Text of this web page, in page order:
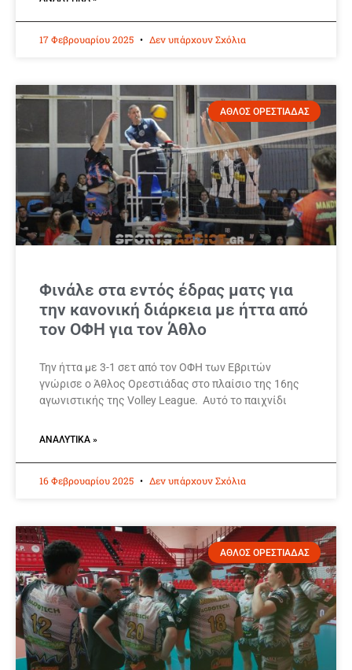
17 Φεβρουαρίου 2025 Δεν υπάρχουν Σχόλια
ΑΘΛΟΣ ΟΡΕΣΤΙΑΔΑΣ
Φινάλε στα εντός έδρας ματς για
την κανονική διάρκεια με ήττα από
τον ΟΦΗ για τον Άθλο
Την ήττα με 3-1 σετ από τον ΟΦΗ των Εβριτών
γνώρισε ο Άθλος Ορεστιάδας στο πλαίσιο της 16ης
αγωνιστικής της Volley League. Αυτό το παιχνίδι
ΑΝΑΛΥΤΙΚΆ »
16 Φεβρουαρίου 2025 Δεν υπάρχουν Σχόλια
ΑΘΛΟΣ ΟΡΕΣΤΙΑΔΑΣ